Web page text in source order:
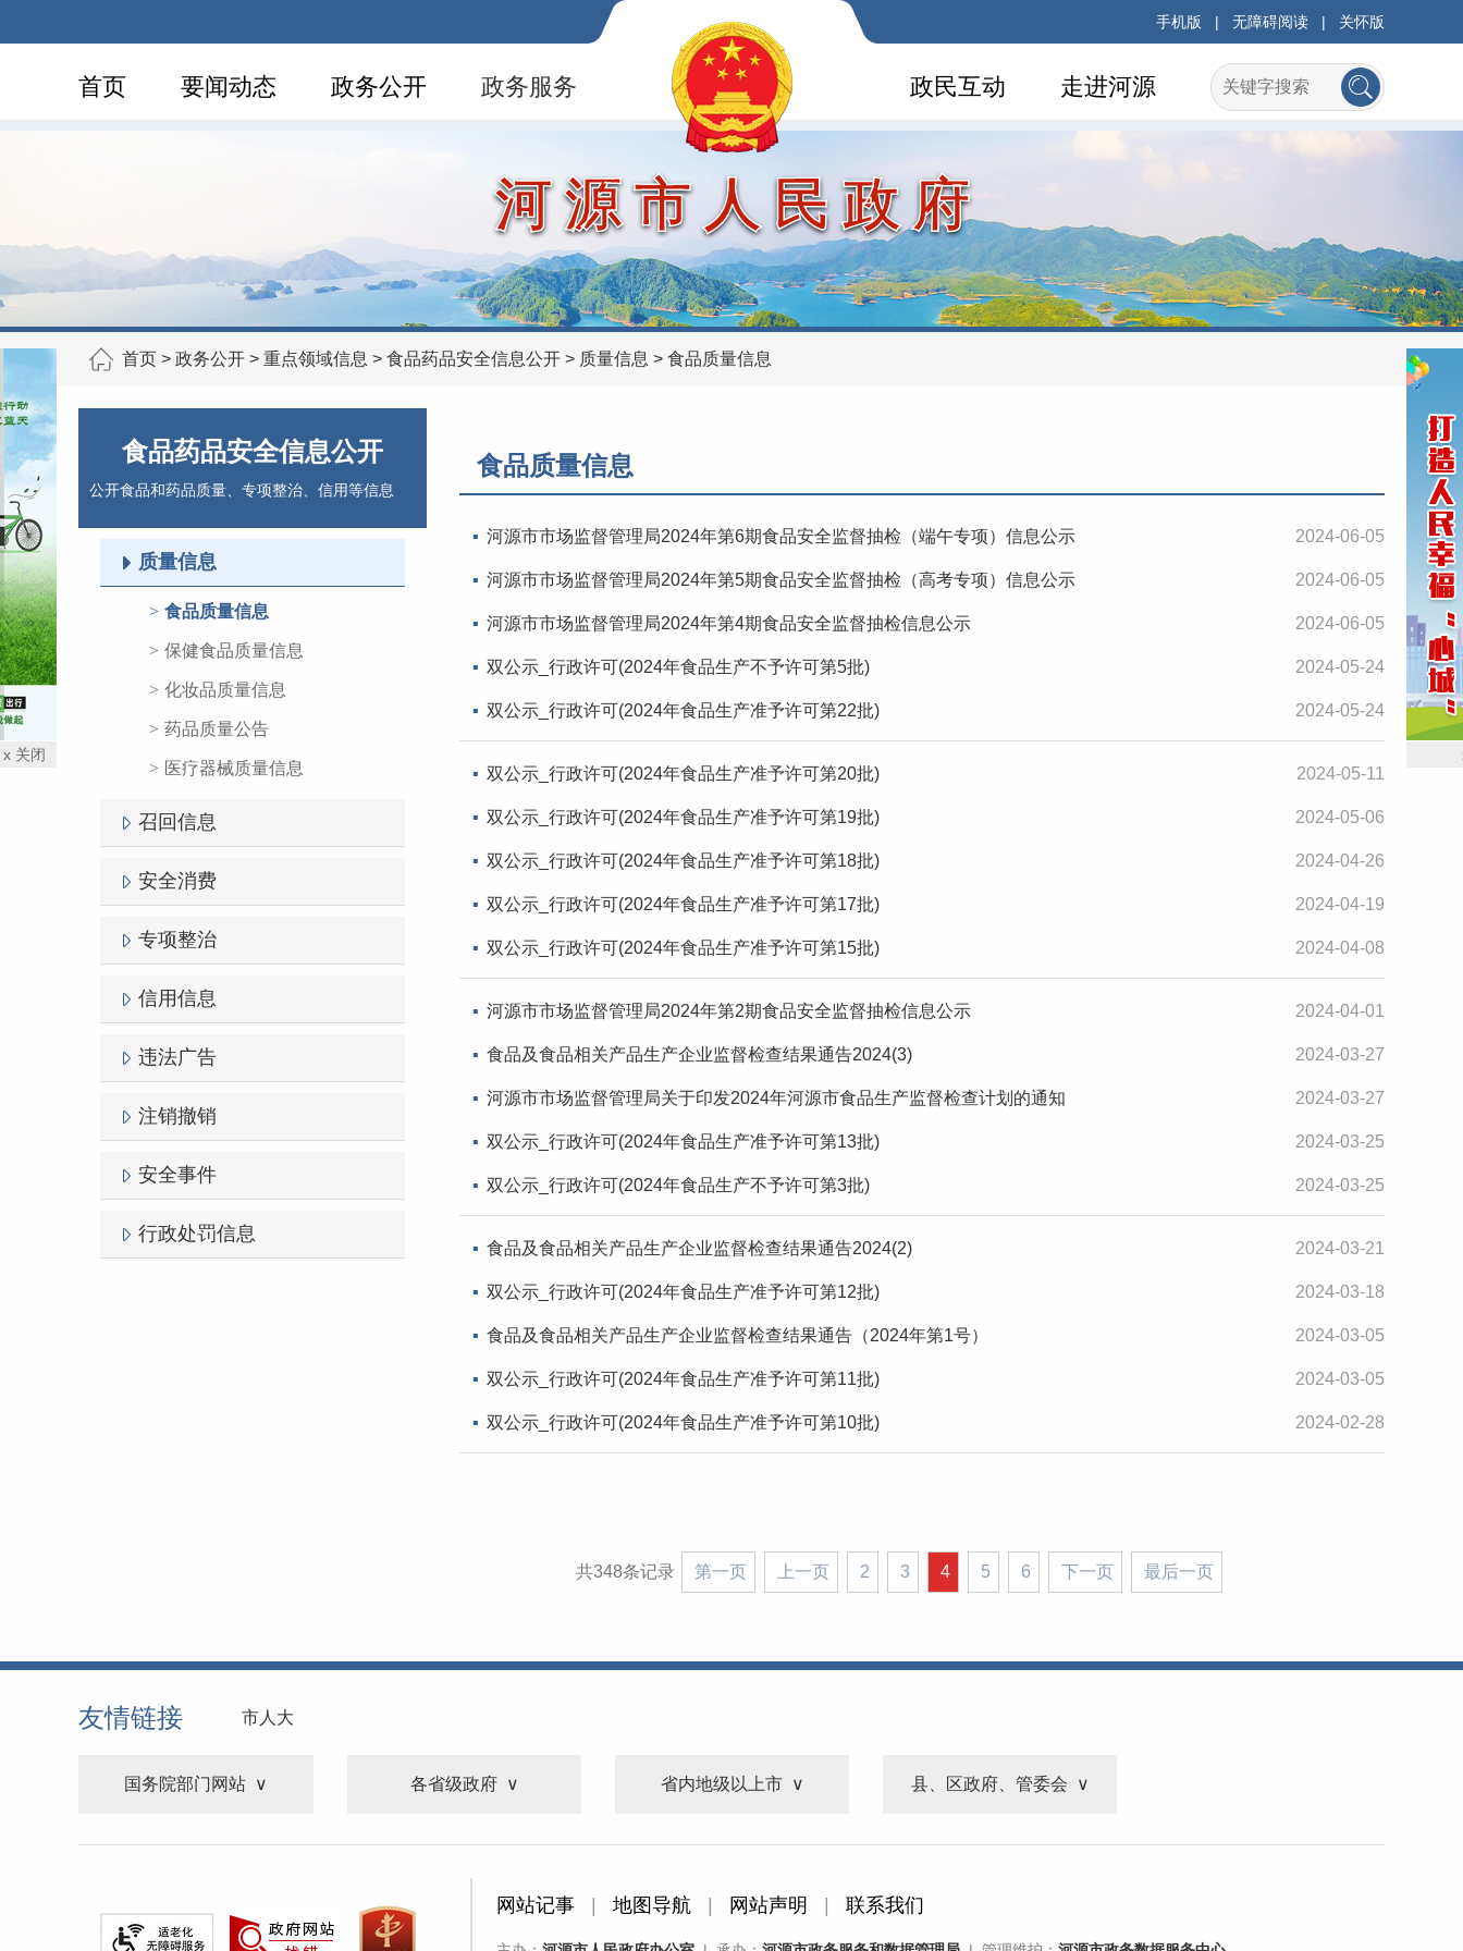
手机版 | 无障碍阅读 | 关怀版
首页 要闻动态 政务公开 政务服务 走进河源
政民互动
河源市人民政府
首页 > 政务公开 > 重点领域信息 > 食品药品安全信息公开 > 质量信息 > 食品质量信息
食品药品安全信息公开
公开食品和药品质量、专项整治、信用等信息
质量信息
食品质量信息
保健食品质量信息
化妆品质量信息
药品质量公告
医疗器械质量信息
召回信息
安全消费
专项整治
信用信息
违法广告
注销撤销
安全事件
行政处罚信息
食品质量信息
2024-06-05
河源市市场监督管理局2024年第6期食品安全监督抽检（端午专项）信息公示
2024-06-05
河源市市场监督管理局2024年第5期食品安全监督抽检（高考专项）信息公示
2024-06-05
河源市市场监督管理局2024年第4期食品安全监督抽检信息公示
2024-05-24
双公示_行政许可(2024年食品生产不予许可第5批)
2024-05-24
双公示_行政许可(2024年食品生产准予许可第22批)
2024-05-11
双公示_行政许可(2024年食品生产准予许可第20批)
2024-05-06
双公示_行政许可(2024年食品生产准予许可第19批)
2024-04-26
双公示_行政许可(2024年食品生产准予许可第18批)
2024-04-19
双公示_行政许可(2024年食品生产准予许可第17批)
2024-04-08
双公示_行政许可(2024年食品生产准予许可第15批)
2024-04-01
河源市市场监督管理局2024年第2期食品安全监督抽检信息公示
2024-03-27
食品及食品相关产品生产企业监督检查结果通告2024(3)
2024-03-27
河源市市场监督管理局关于印发2024年河源市食品生产监督检查计划的通知
2024-03-25
双公示_行政许可(2024年食品生产准予许可第13批)
2024-03-25
双公示_行政许可(2024年食品生产不予许可第3批)
2024-03-21
食品及食品相关产品生产企业监督检查结果通告2024(2)
2024-03-18
双公示_行政许可(2024年食品生产准予许可第12批)
2024-03-05
食品及食品相关产品生产企业监督检查结果通告（2024年第1号）
2024-03-05
双公示_行政许可(2024年食品生产准予许可第11批)
2024-02-28
双公示_行政许可(2024年食品生产准予许可第10批)
共348条记录 第一页 上一页 2 3 4 5 6 下一页 最后一页
友情链接 市人大
国务院部门网站 各省级政府 省内地级以上市 县、区政府、管委会
网站记事 地图导航 网站声明 联系我们
x 关闭